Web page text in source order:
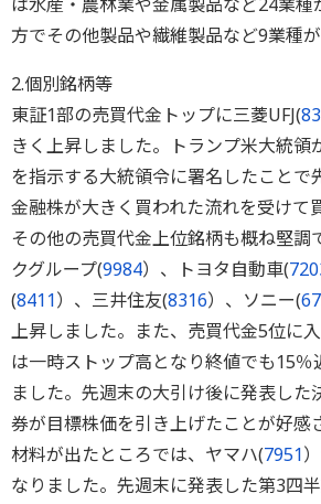
方でその他製品や繊維製品など9業種が
2.個別銘柄等
東証1部の売買代金トップに三菱UFJ(
きく上昇しました。トランプ米大統領
を指示する大統領令に署名したことで
金融株が大きく買われた流れを受けて
その他の売買代金上位銘柄も概ね堅調
クグループ(9984）、トヨタ自動車(
(8411）、三井住友(8316）、ソニー(
上昇しました。また、売買代金5位に
は一時ストップ高となり終値でも15％
ました。先週末の大引け後に発表した
券が目標株価を引き上げたことが好感
材料が出たところでは、ヤマハ(7951
なりました。先週末に発表した第3四